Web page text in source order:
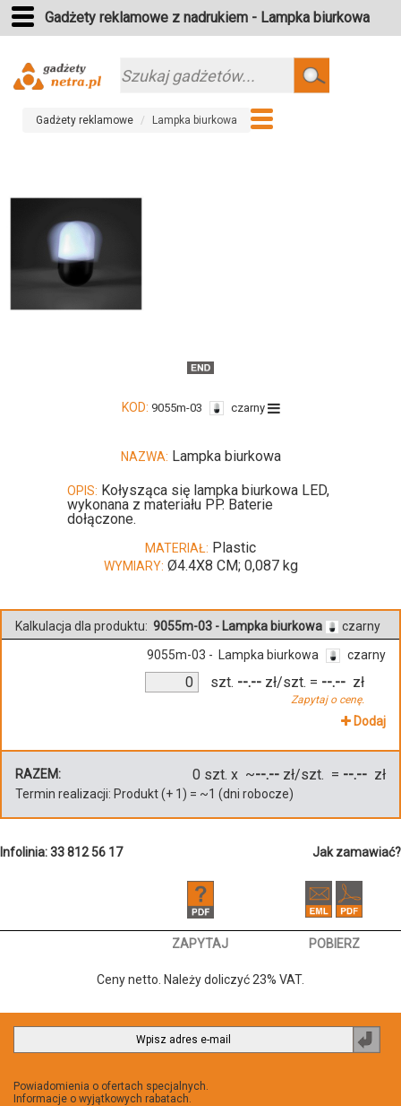
Gadżety reklamowe z nadrukiem - Lampka biurkowa
Szukaj
Gadżety reklamowe Lampka biurkowa
KOD: 9055m-03 czarny
NAZWA: Lampka biurkowa
OPIS: Kołysząca się lampka biurkowa LED,
wykonana z materiału PP. Baterie
dołączone.
MATERIAŁ: Plastic
WYMIARY: Ø4.4X8 CM; 0,087 kg
Kalkulacja dla produktu: 9055m-03 - Lampka biurkowa czarny
9055m-03 - Lampka biurkowa czarny
szt. --.-- zł/szt.
Zapytaj o cenę.
= --.-- zł
Dodaj
RAZEM: 0 szt. x ~--.-- zł/szt. = --.-- zł
Termin realizacji: Produkt(+ 1 ) = ~1 (dni robocze)
Infolinia: 33 812 56 17 Jak zamawiać?
ZAPYTAJ POBIERZ
Ceny netto. Należy doliczyć 23% VAT.
Powiadomienia o ofertach specjalnych.
Informacje o wyjątkowych rabatach.